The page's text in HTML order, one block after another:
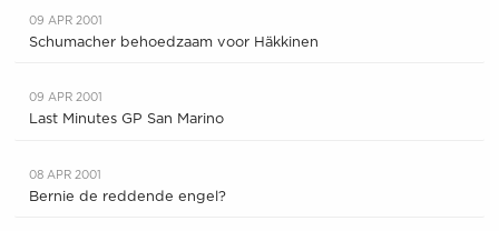
09 APR 2001
Schumacher behoedzaam voor Häkkinen
09 APR 2001
Last Minutes GP San Marino
08 APR 2001
Bernie de reddende engel?